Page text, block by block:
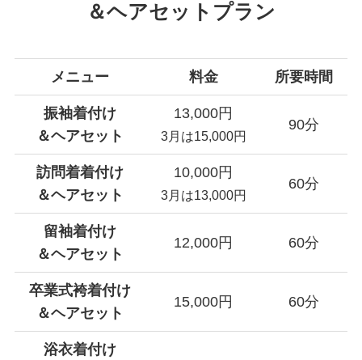
＆ヘアセットプラン
メニュー 料金 所要時間
振袖着付け
＆ヘアセット
13,000円
3月は15,000円
90分
訪問着着付け
＆ヘアセット
10,000円
3月は13,000円
60分
留袖着付け
＆ヘアセット
12,000円 60分
卒業式袴着付け
＆ヘアセット
15,000円 60分
浴衣着付け